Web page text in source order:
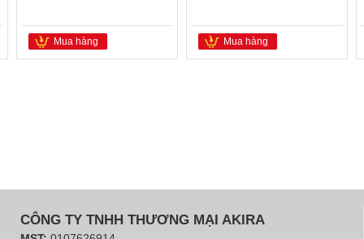
Mua hàng Mua hàng
CÔNG TY TNHH THƯƠNG MẠI AKIRA